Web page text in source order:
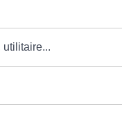
utilitaire...